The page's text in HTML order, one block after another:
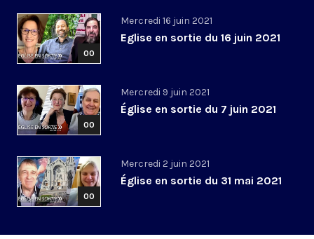
00
Mercredi 16 juin 2021
Eglise en sortie du 16 juin 2021
00
Mercredi 9 juin 2021
Église en sortie du 7 juin 2021
00
Mercredi 2 juin 2021
Église en sortie du 31 mai 2021